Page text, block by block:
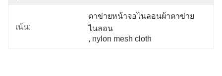
เน้น:
ตาข่ายหน้าจอไนลอนผ้าตาข่าย
ไนลอน
, nylon mesh cloth